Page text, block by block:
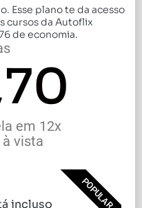
Esse plano te da acesso
cursos da Autoflix
de economia.
em 12x
à vista
incluso POPULAR